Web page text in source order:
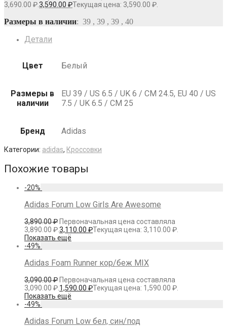
3,690.00 ₽.3,590.00 ₽Текущая цена: 3,590.00 ₽.
Размеры в наличии: 39 , 39 , 39 , 40
Детали
Цвет Белый
Размеры в
наличии
EU 39 / US 6.5 / UK 6 / СМ 24.5, EU 40 / US
7.5 / UK 6.5 / СМ 25
Бренд Adidas
Категории: adidas, Кроссовки
Похожие товары
-20%
Adidas Forum Low Girls Are Awesome
3,890.00₽ Первоначальная цена составляла
3,890.00 ₽.3,110.00 ₽Текущая цена: 3,110.00 ₽.
Показать ещё
-49%
Adidas Foam Runner кор/беж MIX
3,090.00₽ Первоначальная цена составляла
3,090.00 ₽. 1,590.00 ₽Текущая цена: 1,590.00 ₽.
Показать ещё
-49%
Adidas Forum Low бел, син/под